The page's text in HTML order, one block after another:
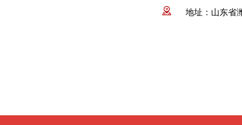
 地址：山东省